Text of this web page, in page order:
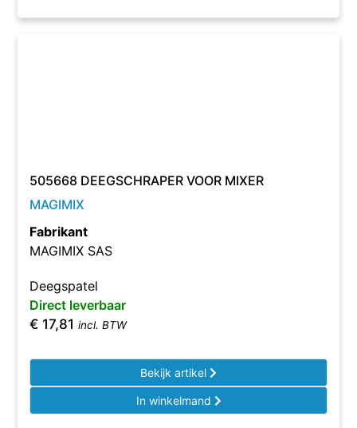
505668 DEEGSCHRAPER VOOR MIXER
MAGIMIX
Fabrikant
MAGIMIX SAS
Deegspatel
Direct leverbaar
€ 17,81 incl. BTW
Bekijk artikel
In winkelmand